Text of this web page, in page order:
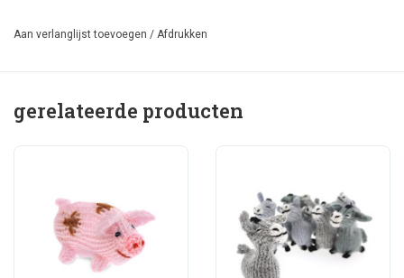
Aan verlanglijst toevoegen / Afdrukken
gerelateerde producten